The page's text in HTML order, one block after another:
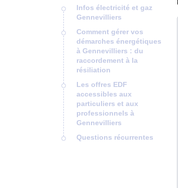
Infos électricité et gaz
Gennevilliers
Comment gérer vos
démarches énergétiques
à Gennevilliers : du
raccordement à la
résiliation
Les offres EDF
accessibles aux
particuliers et aux
professionnels à
Gennevilliers
Questions récurrentes